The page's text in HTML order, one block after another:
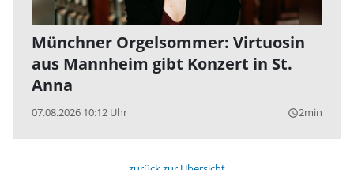
Münchner Orgelsommer: Virtuosin
aus Mannheim gibt Konzert in St.
Anna
07.08.2026 10:12 Uhr query_builder2min